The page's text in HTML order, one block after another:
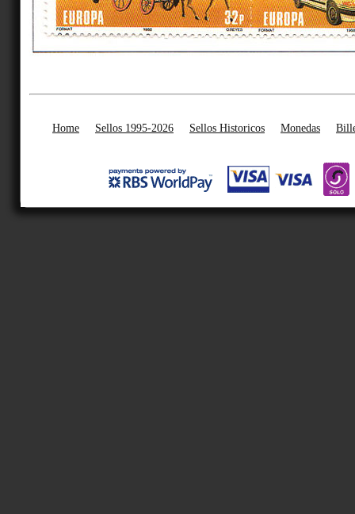
Home Sellos 1995-2026 Sellos Historicos Monedas